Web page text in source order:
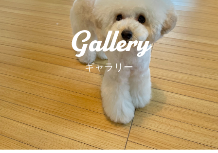
Gallery
ギャラリー